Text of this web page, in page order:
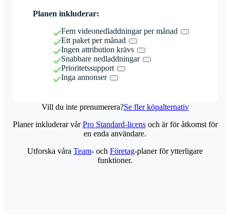
Planen inkluderar:
Fem videonedladdningar per månad
Ett paket per månad
Ingen attribution krävs
Snabbare nedladdningar
Prioritetssupport
Inga annonser
Vill du inte prenumerera?Se fler köpalternativ
Planer inkluderar vårPro Standard-licensoch är för åtkomst för
en enda användare.
Utforska våra Team- och Företag-planer för ytterligare
funktioner.